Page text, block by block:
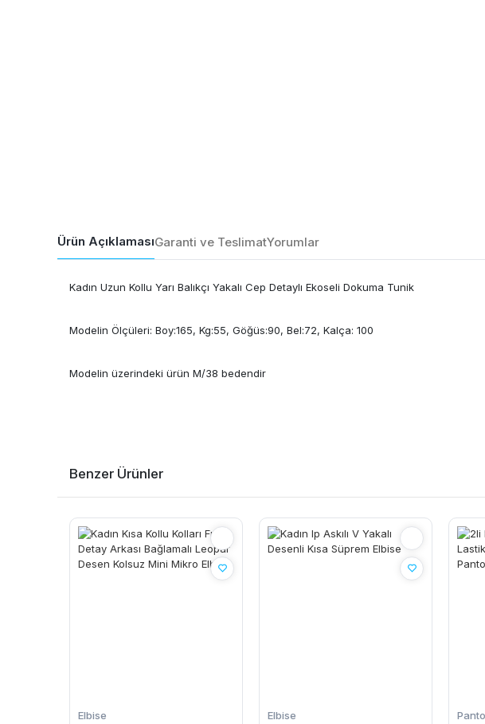
Ürün AçıklamasıGaranti ve TeslimatYorumlar
Kadın Uzun Kollu Yarı Balıkçı Yakalı Cep Detaylı Ekoseli Dokuma Tunik
Modelin Ölçüleri: Boy:165, Kg:55, Göğüs:90, Bel:72, Kalça: 100
Modelin üzerindeki ürün M/38 bedendir
Benzer Ürünler
Elbise Elbise